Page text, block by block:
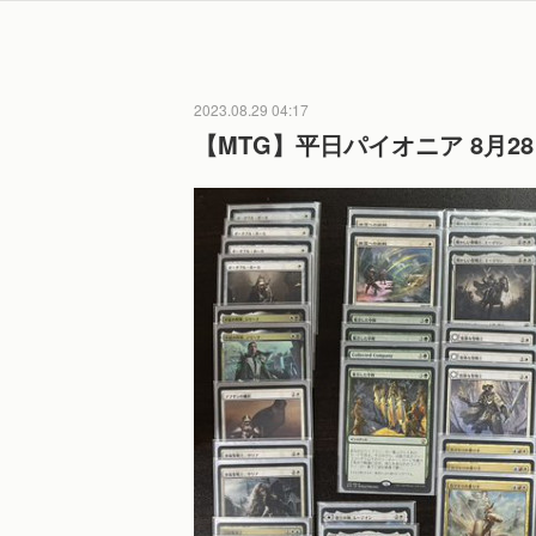
2023.08.29 04:17
【MTG】平日パイオニア 8月